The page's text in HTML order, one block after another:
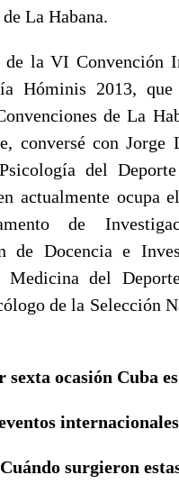
La Habana.
la VI Convención
Hóminis 2013,
de La
conversé con Jorge
del
actualmente ocupa
de
de Docencia e
Medicina del
de la Selección
sexta ocasión Cuba
surgieron